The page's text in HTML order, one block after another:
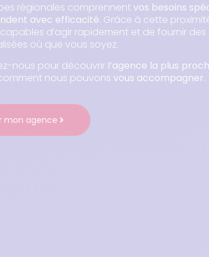
régionales comprennentvos besoins
avec efficacité. Grâce à cette
d’agir rapidement et de fournir des
où que vous soyez.
nous pour découvrir l’agence la plus
nous pouvonsvous accompagner.
mon agence